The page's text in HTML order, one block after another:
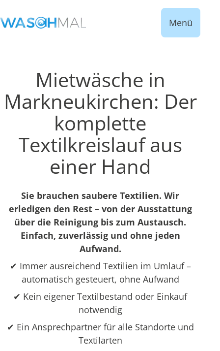
Menü
Mietwäsche in
Markneukirchen: Der
komplette
Textilkreislauf aus
einer Hand
Sie brauchen saubere Textilien. Wir
erledigen den Rest – von der Ausstattung
über die Reinigung bis zum Austausch.
Einfach, zuverlässig und ohne jeden
Aufwand.
✔ Immer ausreichend Textilien im Umlauf –
automatisch gesteuert, ohne Aufwand
✔ Kein eigener Textilbestand oder Einkauf
notwendig
✔ Ein Ansprechpartner für alle Standorte und
Textilarten